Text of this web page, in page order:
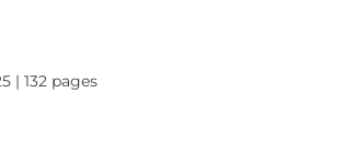
| 132 pages